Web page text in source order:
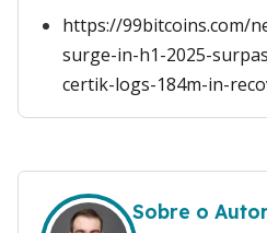
https://99bitcoins.com/
surge-in-h1-2025-
certik-logs-184m-in-
Sobre o